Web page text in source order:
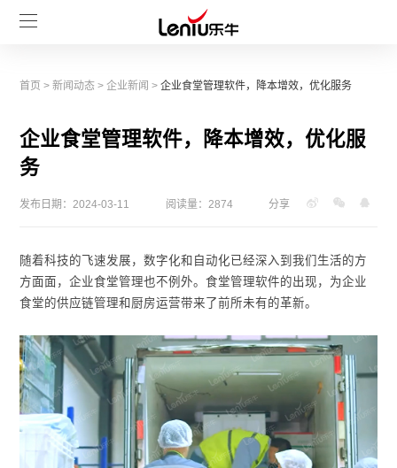
首页 >新闻动态 >企业新闻 >企业食堂管理软件，降本增效，优化服务
企业食堂管理软件，降本增效，优化服
务
发布日期：2024-03-11 阅读量：2874 分享
随着科技的飞速发展，数字化和自动化已经深入到我们生活的方
方面面，企业食堂管理也不例外。食堂管理软件的出现，为企业
食堂的供应链管理和厨房运营带来了前所未有的革新。